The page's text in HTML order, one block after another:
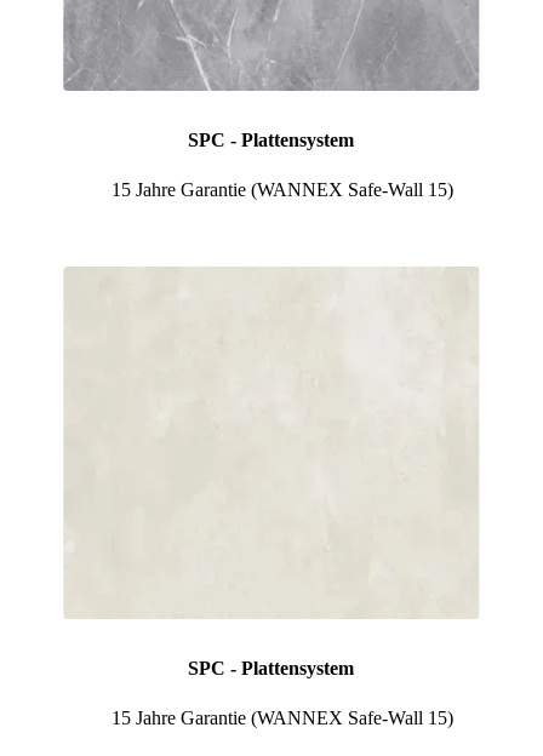
SPC - Plattensystem
15 Jahre Garantie (WANNEX Safe-Wall 15)
SPC - Plattensystem
15 Jahre Garantie (WANNEX Safe-Wall 15)